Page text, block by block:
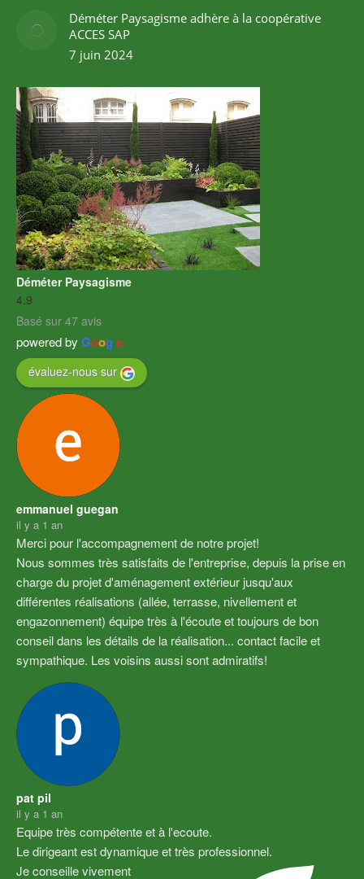
Déméter Paysagisme adhère à la coopérative
ACCES SAP
7 juin 2024
Déméter Paysagisme
4.9
Basé sur 47 avis
powered by Google
évaluez-nous sur
emmanuel guegan
il y a 1 an
Merci pour l'accompagnement de notre projet!
Nous sommes très satisfaits de l'entreprise, depuis la prise en
charge du projet d'aménagement extérieur jusqu'aux
différentes réalisations (allée, terrasse, nivellement et
engazonnement) équipe très à l'écoute et toujours de bon
conseil dans les détails de la réalisation... contact facile et
sympathique. Les voisins aussi sont admiratifs!
pat pil
il y a 1 an
Equipe très compétente et à l'ecoute.
Le dirigeant est dynamique et très professionnel.
Je conseille vivement